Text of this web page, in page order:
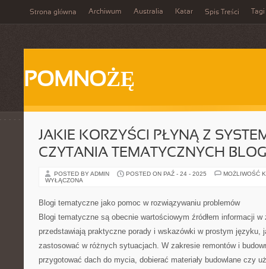
Strona główna Archiwum Australia Katar Spis Treści Tagi
POMNOŻĘ
JAKIE KORZYŚCI PŁYNĄ Z
CZYTANIA TEMATYCZNYCH
POSTED BY ADMIN POSTED ON PAŹ - 24 - 2025
MOŻLIWOŚĆ
WYŁĄCZONA
Blogi tematyczne jako pomoc w rozwiązywaniu problemów
Blogi tematyczne są obecnie wartościowym źródłem informacji
przedstawiają praktyczne porady i wskazówki w prostym języku,
zastosować w różnych sytuacjach. W zakresie remontów i
przygotować dach do mycia, dobierać materiały budowlane czy